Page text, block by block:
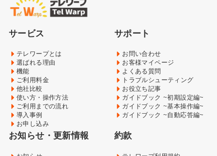
サービス
テレワープとは
選ばれる理由
機能
ご利用料金
他社比較
使い方・操作方法
ご利用までの流れ
導入事例
お申し込み
サポート
お問い合わせ
お客様マイページ
よくある質問
トラブルシューティング
お役立ち記事
ガイドブック ~初期設定編~
ガイドブック ~基本操作編~
ガイドブック ~自動応答編~
お知らせ・更新情報 約款